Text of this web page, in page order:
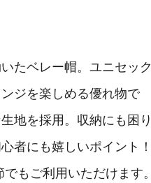
たベレー帽。ユニセック
ジを楽しめる優れ物で
地を採用。収納にも困り
者にも嬉しいポイント！
もご利用いただけます。